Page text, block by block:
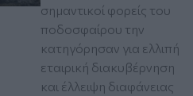
σημαντικοί φορείς του
ποδοσφαίρου την
κατηγόρησαν για ελλιπή
εταιρική διακυβέρνηση
και έλλειψη διαφάνειας